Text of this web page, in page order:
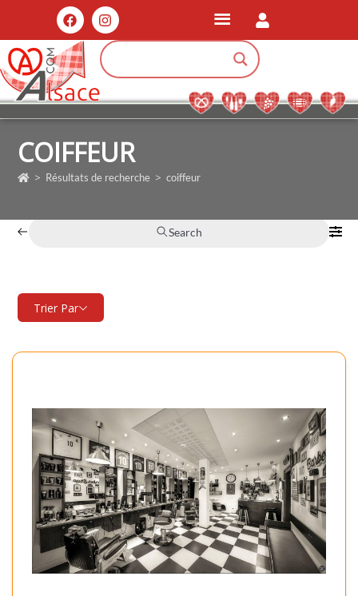
COIFFEUR
> Résultats de recherche > coiffeur
Search
Trier Par